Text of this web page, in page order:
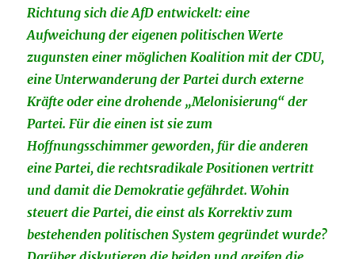
Richtung sich die AfD entwickelt: eine
Aufweichung der eigenen politischen Werte
zugunsten einer möglichen Koalition mit der CDU,
eine Unterwanderung der Partei durch externe
Kräfte oder eine drohende „Melonisierung“ der
Partei. Für die einen ist sie zum
Hoffnungsschimmer geworden, für die anderen
eine Partei, die rechtsradikale Positionen vertritt
und damit die Demokratie gefährdet. Wohin
steuert die Partei, die einst als Korrektiv zum
bestehenden politischen System gegründet wurde?